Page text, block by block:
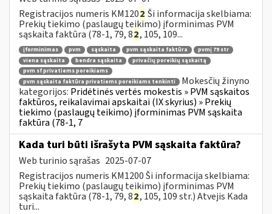
Registracijos numeris KM1202 Ši informacija skelbiama:
Prekių tiekimo (paslaugų teikimo) įforminimas PVM
sąskaita faktūra (78-1, 79, 82, 105, 109...
įforminimas pvm sąskaita pvm sąskaita faktūra
pvmį 79 str
viena sąskaita
bendra sąskaita
privačių poreikių sąskaitą
pvm sf privatiems poreikiams
pvm sąskaita faktūra privatiems poreikiams tenkinti
Mokesčių žinyno
kategorijos: Pridėtinės vertės mokestis » PVM sąskaitos
faktūros, reikalavimai apskaitai (IX skyrius) » Prekių
tiekimo (paslaugų teikimo) įforminimas PVM sąskaita
faktūra (78-1, 7
Kada turi būti išrašyta PVM sąskaita faktūra?
Web turinio sąrašas 2025-07-07
Registracijos numeris KM1200 Ši informacija skelbiama:
Prekių tiekimo (paslaugų teikimo) įforminimas PVM
sąskaita faktūra (78-1, 79, 82, 105, 109 str.) Atvejis Kada
turi...